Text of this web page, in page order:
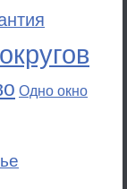
Одно окно